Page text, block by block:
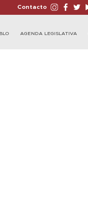
Contacto
AGENDA LEGISLATIVA